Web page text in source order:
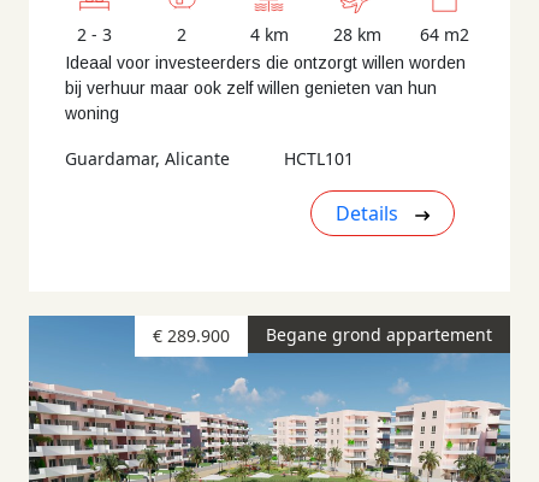
2 - 3 2 4 km 28 km 64 m2
Ideaal voor investeerders die ontzorgt willen worden
bij verhuur maar ook zelf willen genieten van hun
woning
Guardamar, Alicante HCTL101
Details
Begane grond appartement
€ 289.900